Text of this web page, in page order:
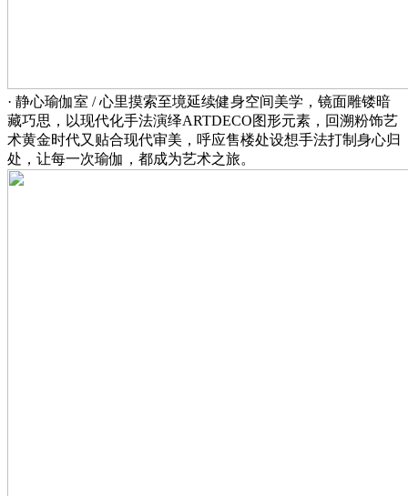
· 静心瑜伽室 / 心里摸索至境延续健身空间美学，镜面雕镂暗
藏巧思，以现代化手法演绎ARTDECO图形元素，回溯粉饰艺
术黄金时代又贴合现代审美，呼应售楼处设想手法打制身心归
处，让每一次瑜伽，都成为艺术之旅。